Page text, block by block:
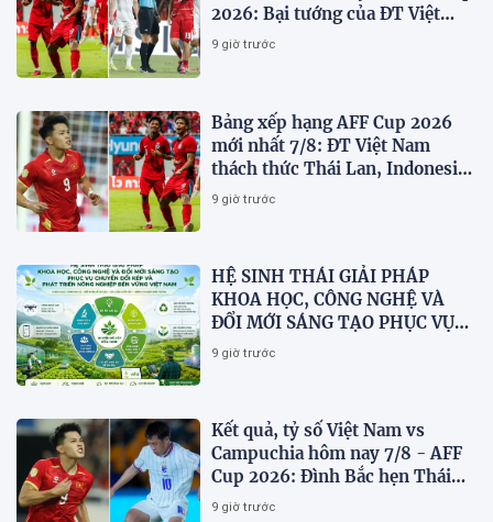
2026: Bại tướng của ĐT Việt
nam dừng bước sớm
9 giờ trước
Bảng xếp hạng AFF Cup 2026
mới nhất 7/8: ĐT Việt Nam
thách thức Thái Lan, Indonesia
dừng bước
9 giờ trước
HỆ SINH THÁI GIẢI PHÁP
KHOA HỌC, CÔNG NGHỆ VÀ
ĐỔI MỚI SÁNG TẠO PHỤC VỤ
CHUYỂN ĐỔI KÉP VÀ PHÁT
9 giờ trước
Kết quả, tỷ số Việt Nam vs
Campuchia hôm nay 7/8 - AFF
Cup 2026: Đình Bắc hẹn Thái
Lan ở chung kết?
9 giờ trước